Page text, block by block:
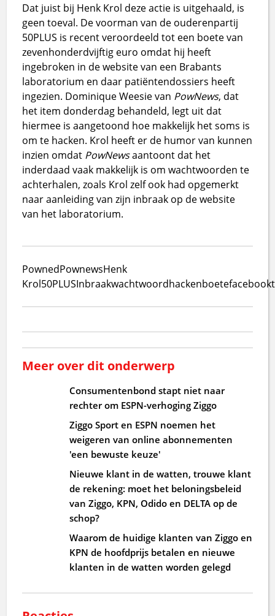
Dat juist bij Henk Krol deze actie is uitgehaald, is
geen toeval. De voorman van de ouderenpartij
50PLUS is recent veroordeeld tot een boete van
zevenhonderdvijftig euro omdat hij heeft
ingebroken in de website van een Brabants
laboratorium en daar patiëntendossiers heeft
ingezien. Dominique Weesie van PowNews, dat
het item donderdag behandeld, legt uit dat
hiermee is aangetoond hoe makkelijk het soms is
om te hacken. Krol heeft er de humor van kunnen
inzien omdat PowNewsaantoont dat het
inderdaad vaak makkelijk is om wachtwoorden te
achterhalen, zoals Krol zelf ook had opgemerkt
naar aanleiding van zijn inbraak op de website
van het laboratorium.
PownedPownewsHenk
Krol50PLUSInbraakwachtwoordhackenboetefacebook
Meer over dit onderwerp
Consumentenbond stapt niet naar
rechter om ESPN-verhoging Ziggo
Ziggo Sport en ESPN noemen het
weigeren van online abonnementen
'een bewuste keuze'
Nieuwe klant in de watten, trouwe klant
de rekening: moet het beloningsbeleid
van Ziggo, KPN, Odido en DELTA op de
schop?
Waarom de huidige klanten van Ziggo en
KPN de hoofdprijs betalen en nieuwe
klanten in de watten worden gelegd